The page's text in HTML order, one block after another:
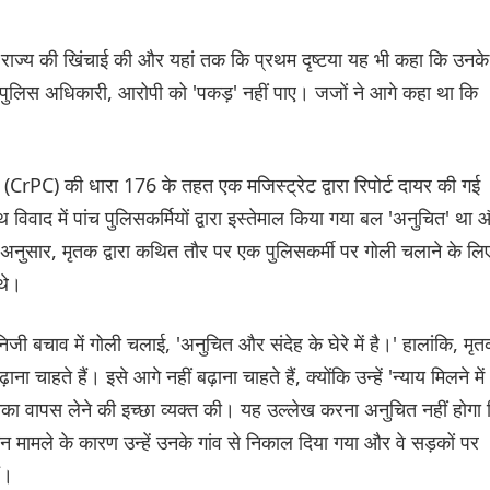
की खिंचाई की और यहां तक ​​कि प्रथम दृष्टया यह भी कहा कि उनके
अधिकारी, आरोपी को 'पकड़' नहीं पाए। जजों ने आगे कहा था कि
की धारा 176 के तहत एक मजिस्ट्रेट द्वारा रिपोर्ट दायर की गई
में पांच पुलिसकर्मियों द्वारा इस्तेमाल किया गया बल 'अनुचित' था
मृतक द्वारा कथित तौर पर एक पुलिसकर्मी पर गोली चलाने के
बचाव में गोली चलाई, 'अनुचित और संदेह के घेरे में है।' हालांकि,
चाहते हैं। इसे आगे नहीं बढ़ाना चाहते हैं, क्योंकि उन्हें 'न्याय मिलने में
वापस लेने की इच्छा व्यक्त की। यह उल्लेख करना अनुचित नहीं होगा
मामले के कारण उन्हें उनके गांव से निकाल दिया गया और वे सड़कों पर